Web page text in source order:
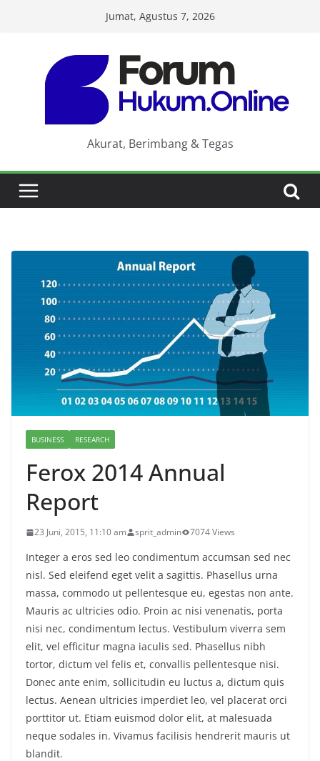
Jumat, Agustus 7, 2026
Akurat, Berimbang & Tegas
BUSINESS RESEARCH
Ferox 2014 Annual
Report
23 Juni, 2015, 11:10 am sprit_admin 7074 Views
Integer a eros sed leo condimentum accumsan sed nec
nisl. Sed eleifend eget velit a sagittis. Phasellus urna
massa, commodo ut pellentesque eu, egestas non ante.
Mauris ac ultricies odio. Proin ac nisi venenatis, porta
nisi nec, condimentum lectus. Vestibulum viverra sem
elit, vel efficitur magna iaculis sed. Phasellus nibh
tortor, dictum vel felis et, convallis pellentesque nisi.
Donec ante enim, sollicitudin eu luctus a, dictum quis
lectus. Aenean ultricies imperdiet leo, vel placerat orci
porttitor ut. Etiam euismod dolor elit, at malesuada
neque sodales in. Vivamus facilisis hendrerit mauris ut
blandit.